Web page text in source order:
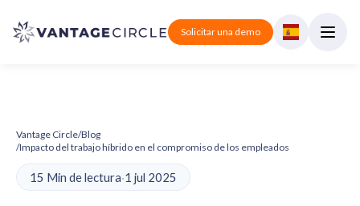
Solicitar una demo
Vantage Circle/Blog
/Impacto del trabajo híbrido en el compromiso de los empleados
15 Min de lectura·1 jul 2025